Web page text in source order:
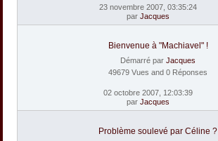
23 novembre 2007, 03:35:24
par Jacques
Bienvenue à "Machiavel" !
Démarré par Jacques
49679 Vues and 0 Réponses
02 octobre 2007, 12:03:39
par Jacques
Problème soulevé par Céline ?